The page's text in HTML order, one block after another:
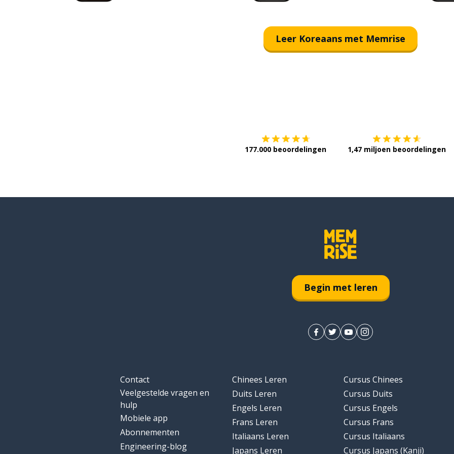
Leer Koreaans met Memrise
177.000 beoordelingen 1,47 miljoen beoordelingen
Begin met leren
Contact
Veelgestelde vragen en
hulp
Mobiele app
Abonnementen
Engineering-blog
Chinees Leren
Duits Leren
Engels Leren
Frans Leren
Italiaans Leren
Japans Leren
Cursus Chinees
Cursus Duits
Cursus Engels
Cursus Frans
Cursus Italiaans
Cursus Japans (Kanji)